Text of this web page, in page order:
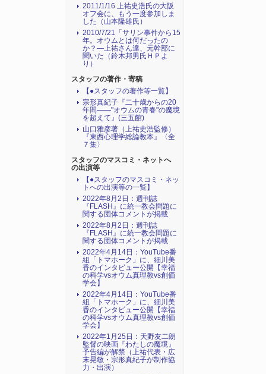
2011/1/16 上祐史浩氏の大阪
オフ会に、もう一度参加しま
した（山本隆雄氏）
2010/7/21「サリン事件から15
年。オウムとは何だったの
か？―上祐さん達、元幹部に
聞いた（鈴木邦男氏ＨＰよ
り）
スタッフの著作・寄稿
【●スタッフの著作等一覧】
宗形真紀子『二十歳からの20
年間――"オウムの青春"の魔境
を超えて』(三五館)
山口雅彦著（上祐史浩監修）
『東西心理学総論教本』〈全
７集〉
スタッフのマスコミ・ネットへ
の出演等
【●スタッフのマスコミ・ネッ
トへの出演等の一覧】
2022年8月2日：週刊誌
『FLASH』に統一教会問題に
関する団体コメントが掲載
2022年8月2日：週刊誌
『FLASH』に統一教会問題に
関する団体コメントが掲載
2022年4月14日：YouTube番
組「トマホーク」に、細川美
香のインタビュー公開【幸福
の科学vsオウム真理教vs創価
学会】
2022年4月14日：YouTube番
組「トマホーク」に、細川美
香のインタビュー公開【幸福
の科学vsオウム真理教vs創価
学会】
2022年1月25日：天野友二朗
監督の映画『わたしの魔境』
予告編が解禁（上祐代表・広
末晃敏・宗形真紀子が制作協
力・出演）